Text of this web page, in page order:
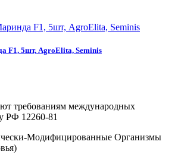
F1, 5шт, AgroElita, Seminis
требованиям международных
РФ 12260-81
Модифицированные Организмы